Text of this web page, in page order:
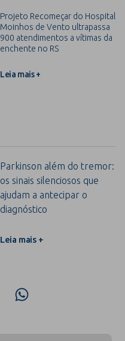
Projeto Recomeçar do Hospital
Moinhos de Vento ultrapassa
900 atendimentos a vítimas da
enchente no RS
Leia mais +
Parkinson além do tremor:
os sinais silenciosos que
ajudam a antecipar o
diagnóstico
Leia mais +